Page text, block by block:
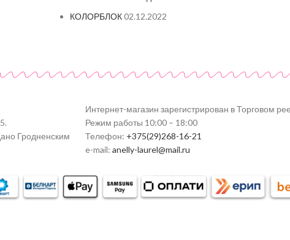
КОЛОРБЛОК 02.12.2022
Гродненским
Интернет-магазин зарегистрирован в Торговом
Режим работы 10:00 – 18:00
Телефон: +375(29)268-16-21
e-mail: anelly-laurel@mail.ru